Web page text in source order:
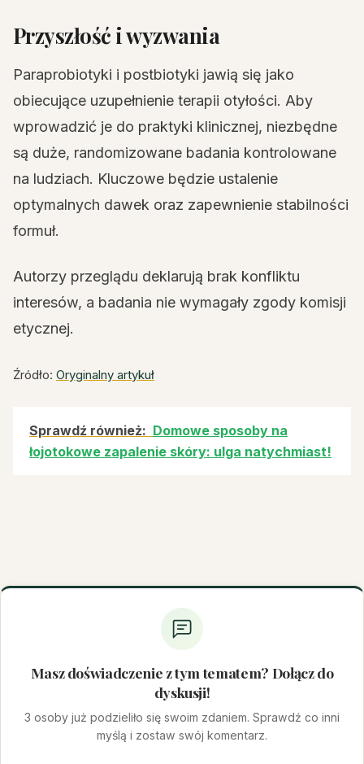
Przyszłość i wyzwania
Paraprobiotyki i postbiotyki jawią się jako
obiecujące uzupełnienie terapii otyłości. Aby
wprowadzić je do praktyki klinicznej, niezbędne
są duże, randomizowane badania kontrolowane
na ludziach. Kluczowe będzie ustalenie
optymalnych dawek oraz zapewnienie stabilności
formuł.
Autorzy przeglądu deklarują brak konfliktu
interesów, a badania nie wymagały zgody komisji
etycznej.
Źródło: Oryginalny artykuł
Sprawdź również: Domowe sposoby na
łojotokowe zapalenie skóry: ulga natychmiast!
Masz doświadczenie z tym tematem? Dołącz do
dyskusji!
3 osoby już podzieliło się swoim zdaniem. Sprawdź co inni
myślą i zostaw swój komentarz.